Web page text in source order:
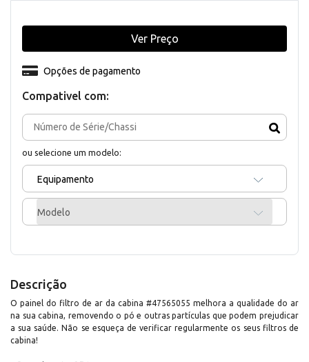
Compativel com:
ou selecione um modelo:
Equipamento
Modelo
Opções de pagamento
Ver Preço
Descrição
O painel do filtro de ar da cabina #47565055 melhora a qualidade do ar
na sua cabina, removendo o pó e outras partículas que podem prejudicar
a sua saúde. Não se esqueça de verificar regularmente os seus filtros de
cabina!